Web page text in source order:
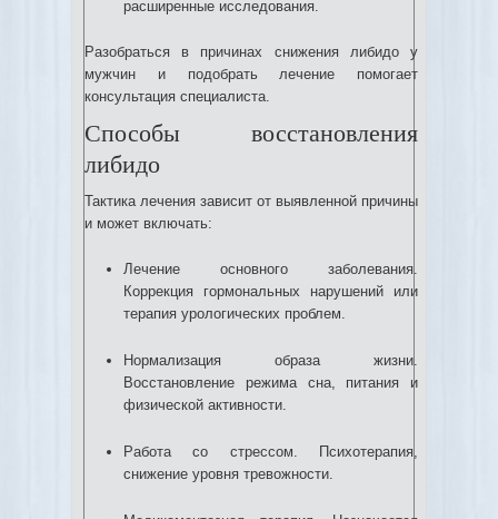
расширенные исследования.
Разобраться в причинах снижения либидо у
мужчин и подобрать лечение помогает
консультация специалиста.
Способы восстановления
либидо
Тактика лечения зависит от выявленной причины
и может включать:
Лечение основного заболевания.
Коррекция гормональных нарушений или
терапия урологических проблем.
Нормализация образа жизни.
Восстановление режима сна, питания и
физической активности.
Работа со стрессом. Психотерапия,
снижение уровня тревожности.